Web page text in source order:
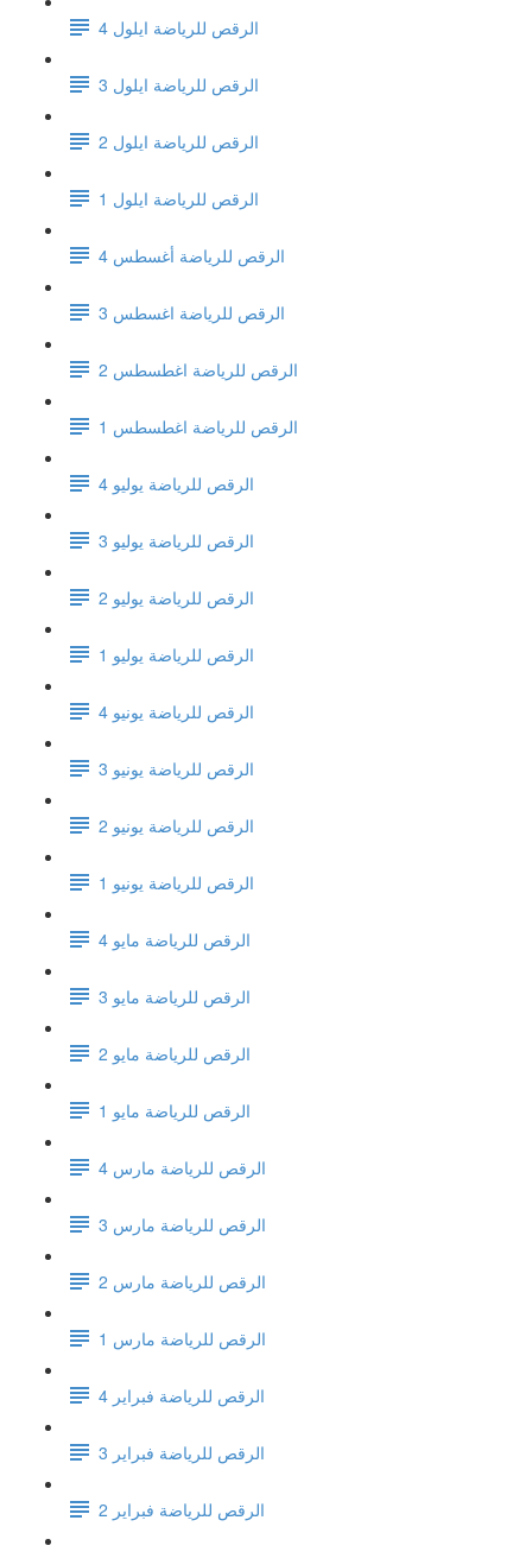
الرقص للرياضة ايلول 4
الرقص للرياضة ايلول 3
الرقص للرياضة ايلول 2
الرقص للرياضة ايلول 1
الرقص للرياضة أغسطس 4
الرقص للرياضة اغسطس 3
الرقص للرياضة اغطسطس 2
الرقص للرياضة اغطسطس 1
الرقص للرياضة يوليو 4
الرقص للرياضة يوليو 3
الرقص للرياضة يوليو 2
الرقص للرياضة يوليو 1
الرقص للرياضة يونيو 4
الرقص للرياضة يونيو 3
الرقص للرياضة يونيو 2
الرقص للرياضة يونيو 1
الرقص للرياضة مايو 4
الرقص للرياضة مايو 3
الرقص للرياضة مايو 2
الرقص للرياضة مايو 1
الرقص للرياضة مارس 4
الرقص للرياضة مارس 3
الرقص للرياضة مارس 2
الرقص للرياضة مارس 1
الرقص للرياضة فبراير 4
الرقص للرياضة فبراير 3
الرقص للرياضة فبراير 2